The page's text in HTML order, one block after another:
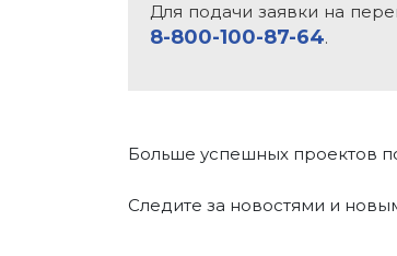
Для подачи заявки на
8-800-100-87-64.
Больше успешных проектов
Следите за новостями и